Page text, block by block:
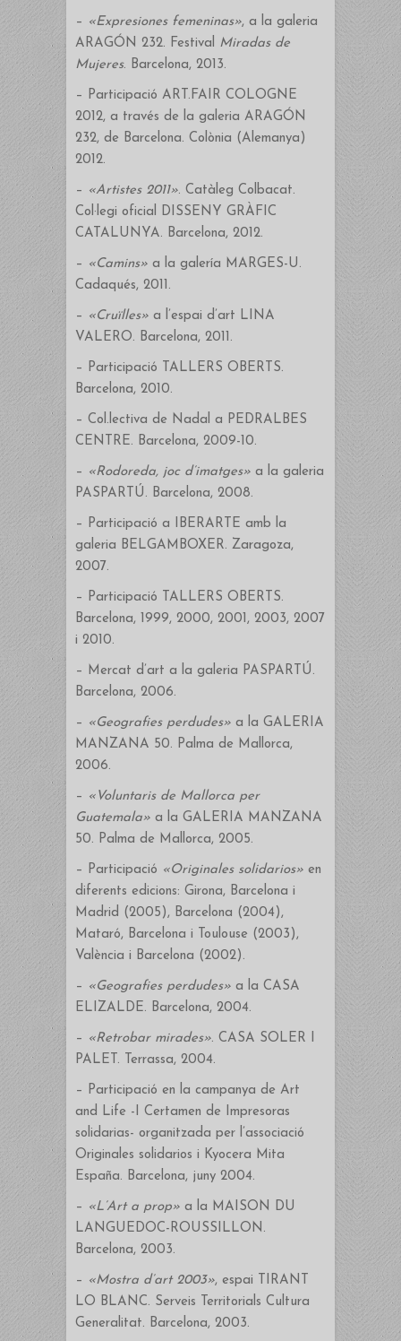
– «Expresiones femeninas», a la galeria
ARAGÓN 232. Festival Miradas de
Mujeres. Barcelona, 2013.
– Participació ART.FAIR COLOGNE
2012, a través de la galeria ARAGÓN
232, de Barcelona. Colònia (Alemanya)
2012.
– «Artistes 2011». Catàleg Colbacat.
Col·legi oficial DISSENY GRÀFIC
CATALUNYA. Barcelona, 2012.
– «Camins» a la galería MARGES-U.
Cadaqués, 2011.
– «Cruïlles» a l’espai d’art LINA
VALERO. Barcelona, 2011.
– Participació TALLERS OBERTS.
Barcelona, 2010.
– Col.lectiva de Nadal a PEDRALBES
CENTRE. Barcelona, 2009-10.
– «Rodoreda, joc d’imatges» a la galeria
PASPARTÚ. Barcelona, 2008.
– Participació a IBERARTE amb la
galeria BELGAMBOXER. Zaragoza,
2007.
– Participació TALLERS OBERTS.
Barcelona, 1999, 2000, 2001, 2003, 2007
i 2010.
– Mercat d’art a la galeria PASPARTÚ.
Barcelona, 2006.
– «Geografies perdudes» a la GALERIA
MANZANA 50. Palma de Mallorca,
2006.
– «Voluntaris de Mallorca per
Guatemala» a la GALERIA MANZANA
50. Palma de Mallorca, 2005.
– Participació «Originales solidarios» en
diferents edicions: Girona, Barcelona i
Madrid (2005), Barcelona (2004),
Mataró, Barcelona i Toulouse (2003),
València i Barcelona (2002).
– «Geografies perdudes» a la CASA
ELIZALDE. Barcelona, 2004.
– «Retrobar mirades». CASA SOLER I
PALET. Terrassa, 2004.
– Participació en la campanya de Art
and Life -I Certamen de Impresoras
solidarias- organitzada per l’associació
Originales solidarios i Kyocera Mita
España. Barcelona, juny 2004.
– «L’Art a prop» a la MAISON DU
LANGUEDOC-ROUSSILLON.
Barcelona, 2003.
– «Mostra d’art 2003», espai TIRANT
LO BLANC. Serveis Territorials Cultura
Generalitat. Barcelona, 2003.